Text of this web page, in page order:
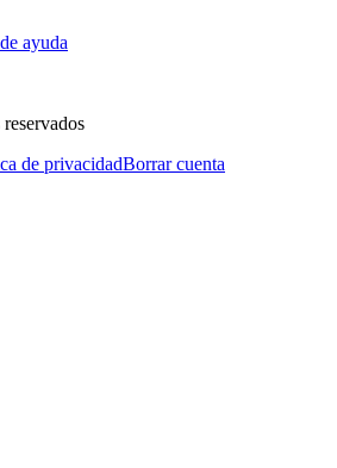
ayuda
de privacidadBorrar cuenta